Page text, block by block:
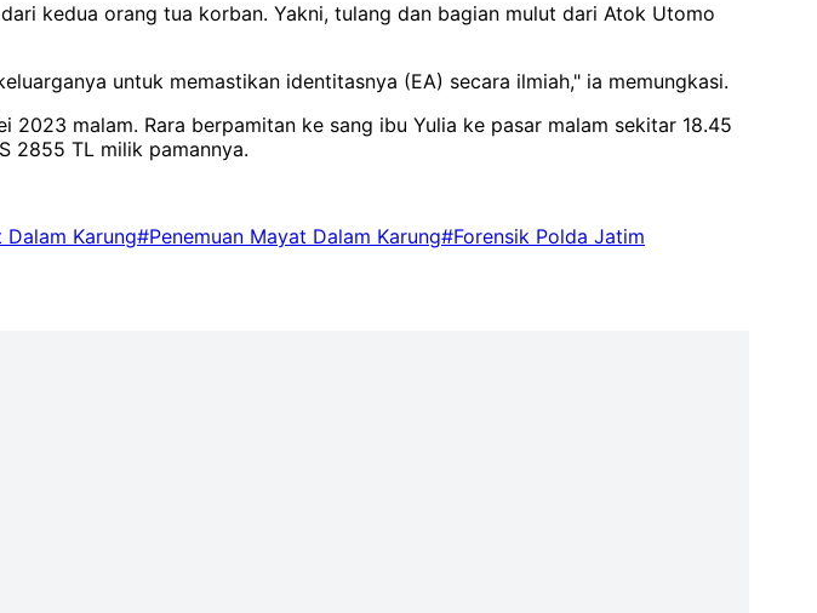
kedua orang tua korban. Yakni, tulang dan bagian mulut dari Atok Utomo
untuk memastikan identitasnya (EA) secara ilmiah," ia memungkasi.
malam. Rara berpamitan ke sang ibu Yulia ke pasar malam sekitar 18.45
2855 TL milik pamannya.
Dalam Karung#Penemuan Mayat Dalam Karung#Forensik Polda Jatim